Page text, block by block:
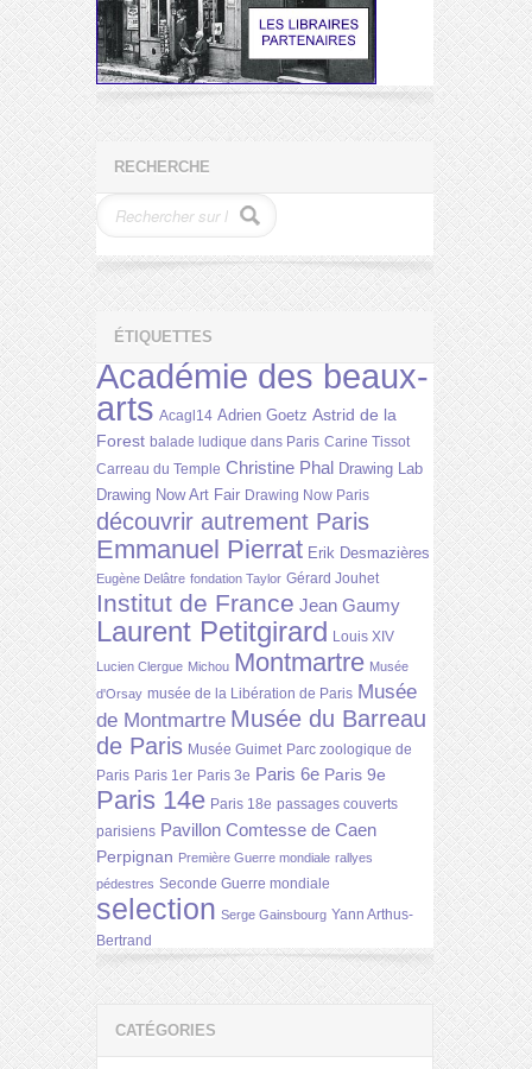
RECHERCHE
ÉTIQUETTES
Académie des beaux-
arts Acagl14 Adrien Goetz Astrid de la
Forest balade ludique dans Paris Carine Tissot
Carreau du Temple Christine Phal Drawing Lab
Drawing Now Art Fair Drawing Now Paris
découvrir autrement Paris
Emmanuel Pierrat Erik Desmazières
Eugène Delâtre fondation Taylor Gérard Jouhet
Institut de France Jean Gaumy
Laurent Petitgirard Louis XIV
Lucien Clergue Michou Montmartre Musée
d'Orsay musée de la Libération de Paris Musée
de Montmartre Musée du Barreau
de Paris Musée Guimet Parc zoologique de
Paris Paris 1er Paris 3e Paris 6e Paris 9e
Paris 14e Paris 18e passages couverts
parisiens Pavillon Comtesse de Caen
Perpignan Première Guerre mondiale rallyes
pédestres Seconde Guerre mondiale
selection Serge Gainsbourg Yann Arthus-
Bertrand
CATÉGORIES